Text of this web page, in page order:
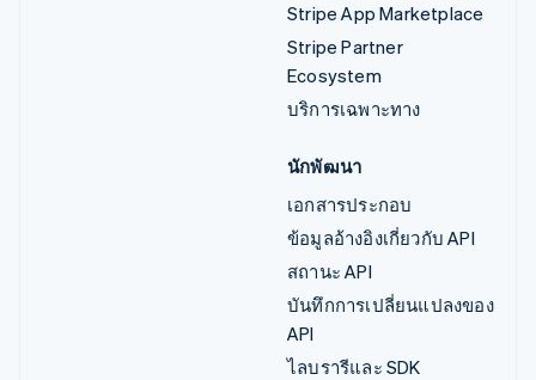
Stripe App Marketplace
Stripe Partner
Ecosystem
บริการเฉพาะทาง
นักพัฒนา
เอกสารประกอบ
ข้อมูลอ้างอิงเกี่ยวกับ API
สถานะ API
บันทึกการเปลี่ยนแปลงของ
API
ไลบรารีและ SDK